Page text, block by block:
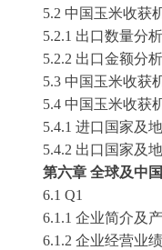
5.2 中国玉米收获
5.2.1 出口数量分
5.2.2 出口金额分
5.3 中国玉米收获
5.4 中国玉米收获
5.4.1 进口国家及
5.4.2 出口国家及
第六章 全球及中
6.1 Q1
6.1.1 企业简介及
6.1.2 企业经营业